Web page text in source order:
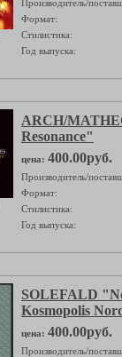
Производитель/
Формат:
Стилистика:
Год выпуска:
ARCH/
Resonance"
цена: 400.00руб.
Производитель/
Формат:
Стилистика:
Год выпуска:
SOLEFALD
Kosmopolis
цена: 400.00руб.
Производитель/